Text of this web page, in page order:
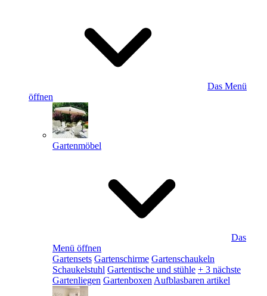
Das Menü
öffnen
Gartenmöbel
Das
Menü öffnen
Gartensets Gartenschirme Gartenschaukeln
Schaukelstuhl Gartentische und stühle + 3 nächste
Gartenliegen Gartenboxen Aufblasbaren artikel